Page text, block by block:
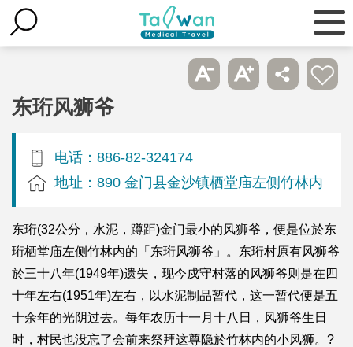
东珩风狮爷
电话：886-82-324174
地址：890 金门县金沙镇栖堂庙左侧竹林内
东珩(32公分，水泥，蹲距)金门最小的风狮爷，便是位於东
珩栖堂庙左侧竹林内的「东珩风狮爷」。东珩村原有风狮爷
於三十八年(1949年)遗失，现今戍守村落的风狮爷则是在四
十年左右(1951年)左右，以水泥制品暂代，这一暂代便是五
十余年的光阴过去。每年农历十一月十八日，风狮爷生日
时，村民也没忘了会前来祭拜这尊隐於竹林内的小风狮。?